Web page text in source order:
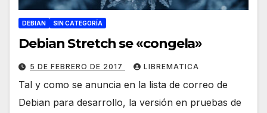
DEBIAN SIN CATEGORÍA
Debian Stretch se «congela»
5 DE FEBRERO DE 2017 LIBREMATICA
Tal y como se anuncia en la lista de correo de
Debian para desarrollo, la versión en pruebas de